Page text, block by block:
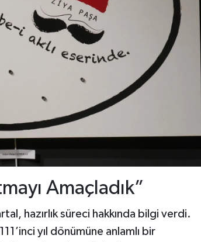
Amaçladık”
hazırlık süreci hakkında bilgi verdi.
yıl dönümüne anlamlı bir